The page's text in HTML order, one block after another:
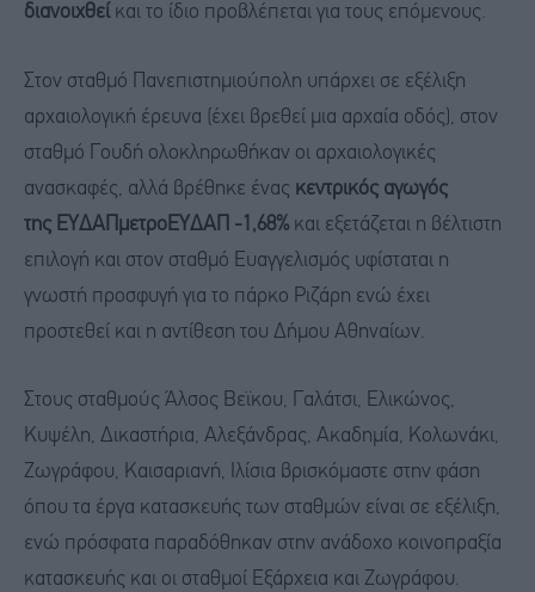
διανοιχθείκαι το ίδιο προβλέπεται για τους επόμενους.
Στον σταθμό Πανεπιστημιούπολη υπάρχει σε εξέλιξη
αρχαιολογική έρευνα (έχει βρεθεί μια αρχαία οδός), στον
σταθμό Γουδή ολοκληρωθήκαν οι αρχαιολογικές
ανασκαφές, αλλά βρέθηκε ένας κεντρικός αγωγός
της ΕΥΔΑΠμετροΕΥΔΑΠ -1,68% και εξετάζεται η βέλτιστη
επιλογή και στον σταθμό Ευαγγελισμός υφίσταται η
γνωστή προσφυγή για το πάρκο Ριζάρη ενώ έχει
προστεθεί και η αντίθεση του Δήμου Αθηναίων.
Στους σταθμούς Άλσος Βεϊκου, Γαλάτσι, Ελικώνος,
Κυψέλη, Δικαστήρια, Αλεξάνδρας, Ακαδημία, Κολωνάκι,
Ζωγράφου, Καισαριανή, Ιλίσια βρισκόμαστε στην φάση
όπου τα έργα κατασκευής των σταθμών είναι σε εξέλιξη,
ενώ πρόσφατα παραδόθηκαν στην ανάδοχο κοινοπραξία
κατασκευής και οι σταθμοί Εξάρχεια και Ζωγράφου.